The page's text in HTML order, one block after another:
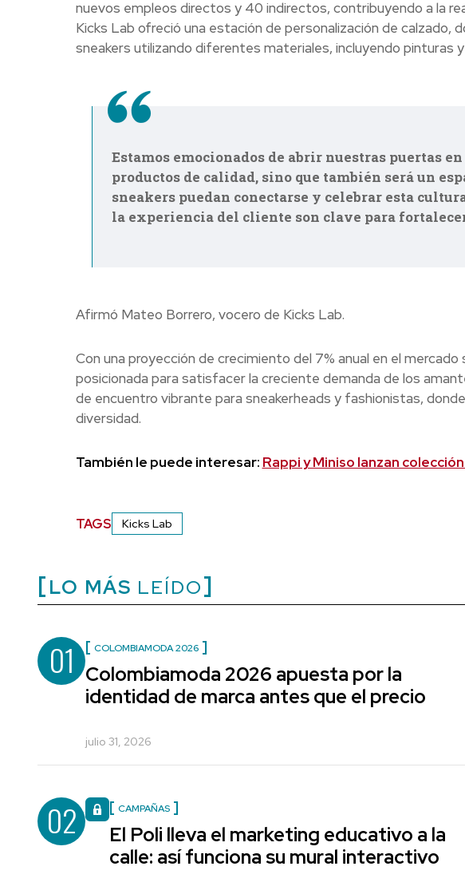
nuevos empleos directos y 40 indirectos, contribuyendo a la
Kicks Lab ofreció una estación de personalización de calzado,
sneakers utilizando diferentes materiales, incluyendo pinturas
Estamos emocionados de abrir nuestras puertas
productos de calidad, sino que también será un
sneakers puedan conectarse y celebrar esta
la experiencia del cliente son clave para
Afirmó Mateo Borrero, vocero de Kicks Lab.
Con una proyección de crecimiento del 7% anual en el
posicionada para satisfacer la creciente demanda de los
de encuentro vibrante para sneakerheads y fashionistas,
diversidad.
También le puede interesar: Rappi y Miniso lanzan
TAGS Kicks Lab
LO MÁS LEÍDO
01 COLOMBIAMODA 2026
Colombiamoda 2026 apuesta por la
identidad de marca antes que el precio
julio 31, 2026
02 CAMPAÑAS
El Poli lleva el marketing educativo a la
calle: así funciona su mural interactivo